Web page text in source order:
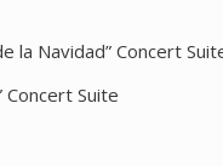
la Navidad” Concert
Concert Suite